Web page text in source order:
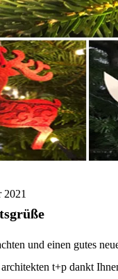
2021
und einen gutes
t+p dankt